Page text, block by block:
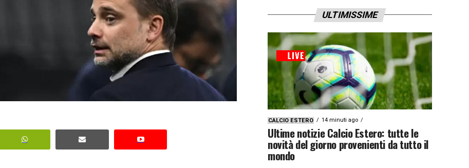
ULTIMISSIME
CALCIO ESTERO 14 minuti ago
Ultime notizie Calcio Estero: tutte le
novità del giorno provenienti da tutto il
mondo